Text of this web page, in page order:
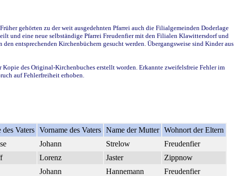
gehörten zu der weit ausgedehnten Pfarrei auch die Filialgemeinden Doderlage
und eine neue selbständige Pfarrei Freudenfier mit den Filialen Klawittersdorf und
entsprechenden Kirchenbüchern gesucht werden. Übergangsweise sind Kinder aus
des Original-Kirchenbuches erstellt worden. Erkannte zweifelsfreie Fehler im
auf Fehlerfreiheit erhoben.
des Vaters Vorname des Vaters Name der Mutter Wohnort der Eltern
Johann Strelow
Freudenfier
Lorenz Jaster
Zippnow
Johann Hannemann Freudenfier